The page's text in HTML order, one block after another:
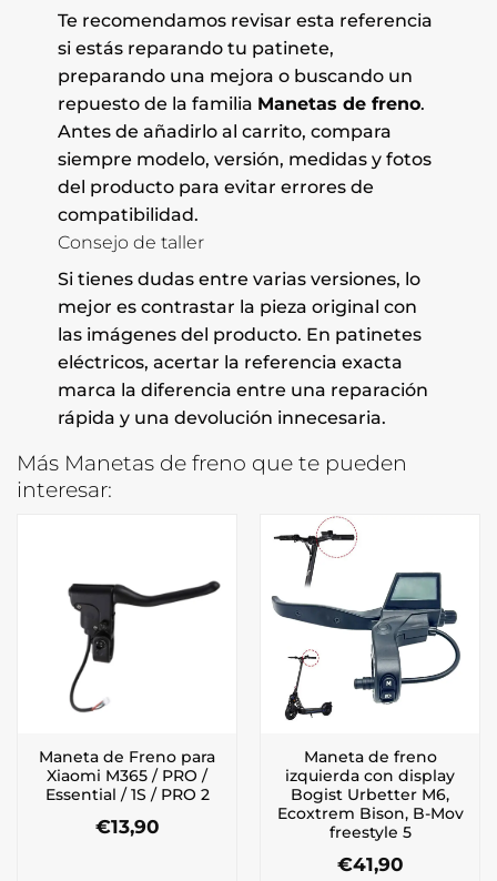
Te recomendamos revisar esta referencia
si estás reparando tu patinete,
preparando una mejora o buscando un
repuesto de la familia Manetas de freno.
Antes de añadirlo al carrito, compara
siempre modelo, versión, medidas y fotos
del producto para evitar errores de
compatibilidad.
Consejo de taller
Si tienes dudas entre varias versiones, lo
mejor es contrastar la pieza original con
las imágenes del producto. En patinetes
eléctricos, acertar la referencia exacta
marca la diferencia entre una reparación
rápida y una devolución innecesaria.
Más Manetas de freno que te pueden
interesar:
Maneta de Freno para
Xiaomi M365 / PRO /
Essential / 1S / PRO 2
€13,90
Maneta de freno
izquierda con display
Bogist Urbetter M6,
Ecoxtrem Bison, B-Mov
freestyle 5
€41,90